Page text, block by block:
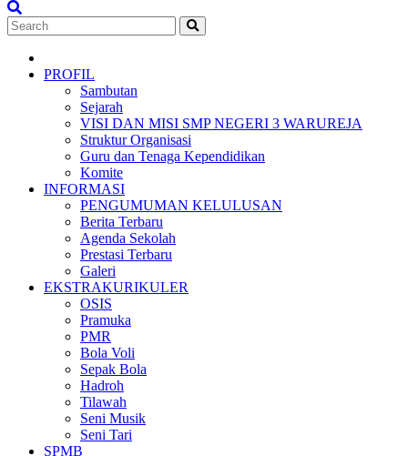
PROFIL
Sambutan
Sejarah
VISI DAN MISI SMP NEGERI 3 WARUREJA
Struktur Organisasi
Guru dan Tenaga Kependidikan
Komite
INFORMASI
PENGUMUMAN KELULUSAN
Berita Terbaru
Agenda Sekolah
Prestasi Terbaru
Galeri
EKSTRAKURIKULER
OSIS
Pramuka
PMR
Bola Voli
Sepak Bola
Hadroh
Tilawah
Seni Musik
Seni Tari
SPMB